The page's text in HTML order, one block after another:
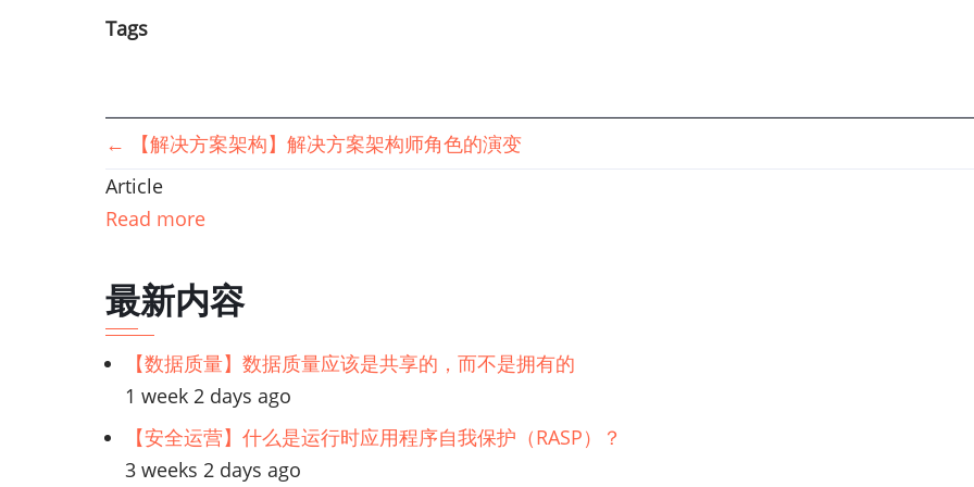
Tags
书
籍
历
链
接：
【解
←
【解决方案架构】解决方案架构师角色的演变
Article
Read more
最新内容
【数据质量】数据质量应该是共享的，而不是拥有的
1 week 2 days ago
【安全运营】什么是运行时应用程序自我保护（RASP）？
3 weeks 2 days ago